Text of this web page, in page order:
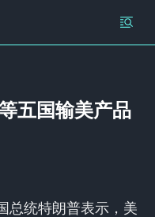
五国输美产品
总统特朗普表示，美